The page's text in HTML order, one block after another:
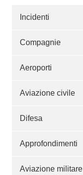
Incidenti
Compagnie
Aeroporti
Aviazione civile
Difesa
Approfondimenti
Aviazione militare